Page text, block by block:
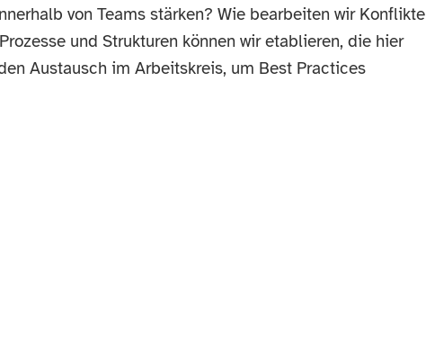
von Teams stärken? Wie bearbeiten wir Konflikte
und Strukturen können wir etablieren, die hier
Austausch im Arbeitskreis, um Best Practices